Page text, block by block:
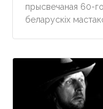
прысвечаная 60-
беларускіх